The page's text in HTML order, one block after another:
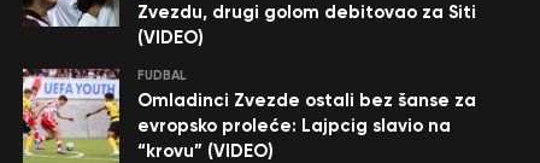
Zvezdu, drugi golom debitovao za Siti
(VIDEO)
FUDBAL
Omladinci Zvezde ostali bez šanse za
evropsko proleće: Lajpcig slavio na
“krovu” (VIDEO)